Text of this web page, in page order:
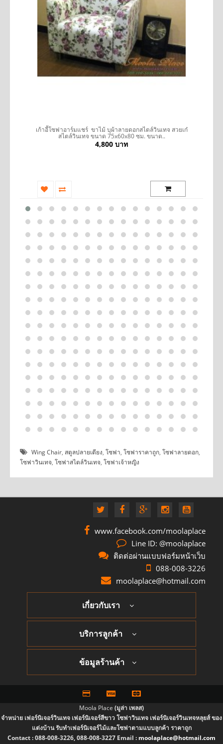
เก้าอี้โซฟาอาร์มแชร์ ขาไม้ บุผ้าลายดอกสไตล์วินเทจ สวยเก๋
สไตล์วินเทจ ขนาด 75x60x80 ซม. ขนาด..
4,800 บาท
Wing Chair, สตูลปลายเตียง, โซฟา, โซฟาราคาถูก, โซฟาลายดอก,
โซฟาวินเทจ, โซฟาสไตล์วินเทจ, โซฟาเจ้าหญิง
www.facebook.com/moolaplace
Line ID: @moolaplace
ติดต่อผ่านแบบฟอร์มหน้าเว็บ
088-008-3226
moolaplace@hotmail.com
เกี่ยวกับเรา
บริการลูกค้า
ข้อมูลร้านค้า
Moola Place (มูล่า เพลส)
จำหน่าย เฟอร์นิเจอร์วินเทจ เฟอร์นิเจอร์สีขาว โซฟาวินเทจ เฟอร์นิเจอร์วินเทจหลุยส์ ของ
แต่งบ้าน รับทำเฟอร์นิเจอร์ไม้และโซฟาตามแบบลูกค้า ราคาถูก
Contact :088-008-3226, 088-008-3227 Email : moolaplace@hotmail.com